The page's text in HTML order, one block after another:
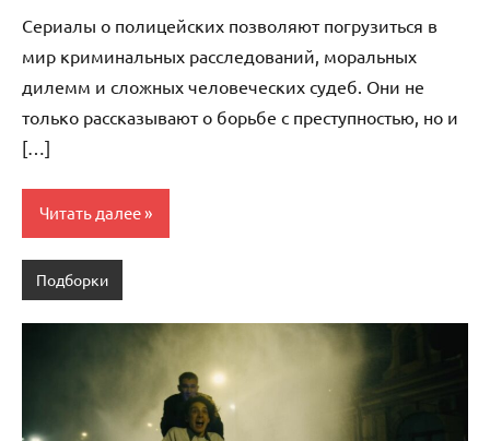
Сериалы о полицейских позволяют погрузиться в
мир криминальных расследований, моральных
дилемм и сложных человеческих судеб. Они не
только рассказывают о борьбе с преступностью, но и
[…]
Читать далее
Подборки